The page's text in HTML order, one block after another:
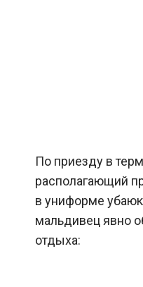
По приезду в
располагающий
в униформе
мальдивец явно
отдыха: